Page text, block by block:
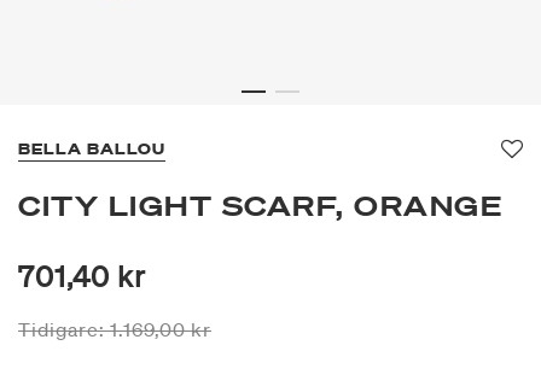
BELLA BALLOU
CITY LIGHT SCARF, ORANGE
701,40 kr
Priset är nedsatt från
Tidigare:1.169,00 krtill